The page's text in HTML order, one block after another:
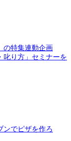
の特集連動企画
叱り方」セミナーを
ンでピザを作ろ